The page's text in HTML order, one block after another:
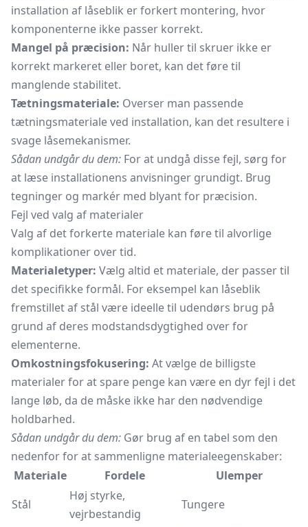
installation af låseblik er forkert montering, hvor
komponenterne ikke passer korrekt.
Mangel på præcision: Når huller til skruer ikke er
korrekt markeret eller boret, kan det føre til
manglende stabilitet.
Tætningsmateriale: Overser man passende
tætningsmateriale ved installation, kan det resultere i
svage låsemekanismer.
Sådan undgår du dem: For at undgå disse fejl, sørg for
at læse installationens anvisninger grundigt. Brug
tegninger og markér med blyant for præcision.
Fejl ved valg af materialer
Valg af det forkerte materiale kan føre til alvorlige
komplikationer over tid.
Materialetyper: Vælg altid et materiale, der passer til
det specifikke formål. For eksempel kan låseblik
fremstillet af stål være ideelle til udendørs brug på
grund af deres modstandsdygtighed over for
elementerne.
Omkostningsfokusering: At vælge de billigste
materialer for at spare penge kan være en dyr fejl i det
lange løb, da de måske ikke har den nødvendige
holdbarhed.
Sådan undgår du dem: Gør brug af en tabel som den
nedenfor for at sammenligne materialeegenskaber:
Materiale
Fordele
Ulemper
Stål
Høj styrke,
vejrbestandig
Tungere